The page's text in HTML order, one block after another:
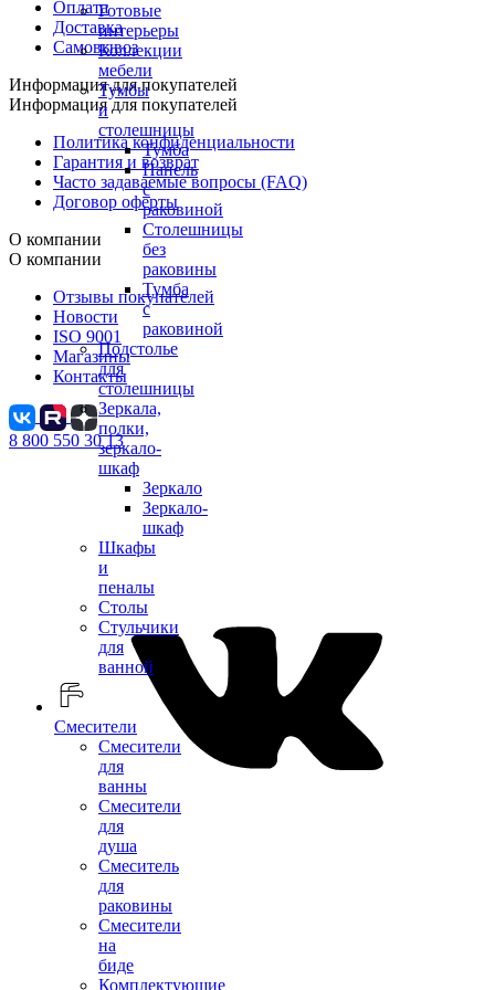
Готовые
интерьеры
Коллекции
мебели
Тумбы
и
столешницы
Тумба
Панель
с
раковиной
Столешницы
без
раковины
Тумба
с
раковиной
Подстолье
для
столешницы
Зеркала,
полки,
зеркало-
шкаф
Зеркало
Зеркало-
шкаф
Шкафы
и
пеналы
Столы
Стульчики
для
ванной
Смесители
Смесители
для
ванны
Смесители
для
душа
Смеситель
для
раковины
Смесители
на
биде
Комплектующие
Оплата
Доставка
Самовывоз
Информация для покупателей
Информация для покупателей
Политика конфиденциальности
Гарантия и возврат
Часто задаваемые вопросы (FAQ)
Договор оферты
О компании
О компании
Отзывы покупателей
Новости
ISO 9001
Магазины
Контакты
8 800 550 30 13